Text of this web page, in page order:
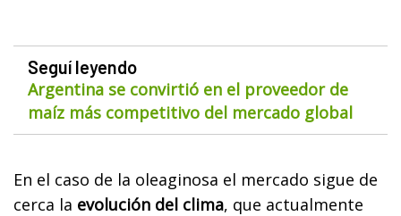
Seguí leyendo
Argentina se convirtió en el proveedor de
maíz más competitivo del mercado global
En el caso de la oleaginosa el mercado sigue de
cerca la evolución del clima, que actualmente